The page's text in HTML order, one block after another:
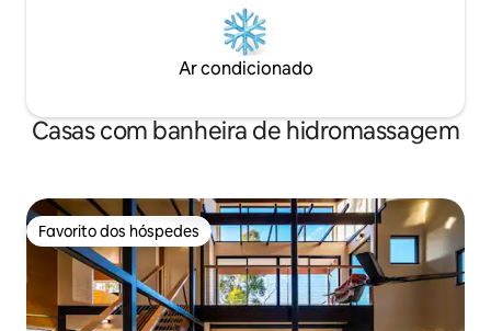
Ar condicionado
Casas com banheira de hidromassagem
Favorito dos hóspedes
Favorito dos hóspedes